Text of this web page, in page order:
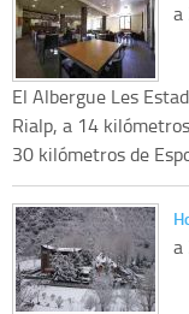
a
El Albergue Les
Rialp, a 14
30 kilómetros de
a